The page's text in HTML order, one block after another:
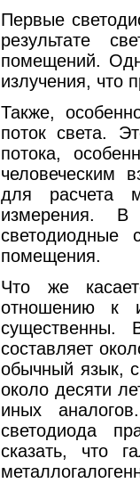
Первые
результате
помещений.
излучения, что
Также,
поток света.
потока,
человеческим
для расчета
измерения. В
светодиодные
помещения.
Что же
отношению к
существенны.
составляет
обычный язык,
около десяти
иных
светодиода
сказать, что